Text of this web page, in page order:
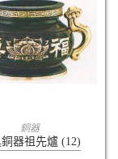
查看內容
銅器
器祖先爐 (12)